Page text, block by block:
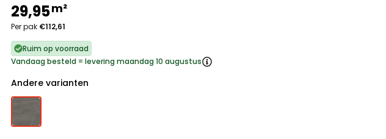
29,95m²
Per pak €112,61
Ruim op voorraad
Vandaag besteld = levering maandag 10 augustus
Andere varianten